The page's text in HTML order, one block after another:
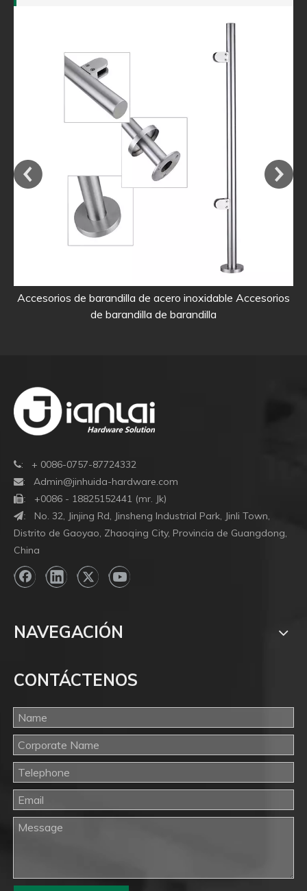
Accesorios de barandilla de acero inoxidable Accesorios
de barandilla de barandilla
: + 0086-0757-87724332
: Admin@jinhuida-hardware.com
: +0086 - 18825152441 (mr. Jk)
: No. 32, Jinjing Rd, Jinsheng Industrial Park, Jinli Town,
Distrito de Gaoyao, Zhaoqing City, Provincia de Guangdong,
China
NAVEGACIÓN
CONTÁCTENOS